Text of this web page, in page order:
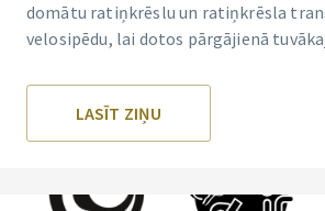
domātu ratiņkrēslu un ratiņkrēsla
velosipēdu, lai dotos pārgājienā
LASĪT ZIŅU